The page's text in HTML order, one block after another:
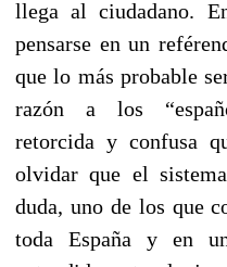
llega al ciudadano.
pensarse en un
que lo más probable
razón a los
retorcida y confusa
olvidar que el
duda, uno de los que
toda España y en